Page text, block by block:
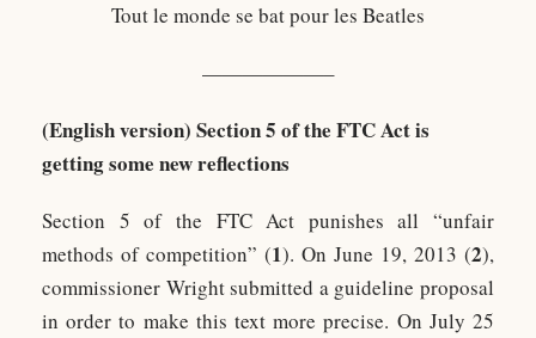
Tout le monde se bat pour les Beatles
——————–
(English version) Section 5 of the FTC Act is
getting some new reflections
Section 5 of the FTC Act punishes all “unfair
methods of competition” (1). On June 19, 2013 (2),
commissioner Wright submitted a guideline proposal
in order to make this text more precise. On July 25